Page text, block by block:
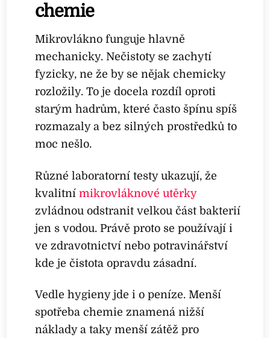
chemie
Mikrovlákno funguje hlavně
mechanicky. Nečistoty se zachytí
fyzicky, ne že by se nějak chemicky
rozložily. To je docela rozdíl oproti
starým hadrům, které často špínu spíš
rozmazaly a bez silných prostředků to
moc nešlo.
Různé laboratorní testy ukazují, že
kvalitnímikrovláknové utěrky
zvládnou odstranit velkou část bakterií
jen s vodou. Právě proto se používají i
ve zdravotnictví nebo potravinářství
kde je čistota opravdu zásadní.
Vedle hygieny jde i o peníze. Menší
spotřeba chemie znamená nižší
náklady a taky menší zátěž pro